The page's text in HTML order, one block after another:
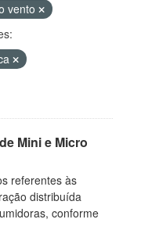
vento
Mini e Micro
referentes às
distribuída
conforme